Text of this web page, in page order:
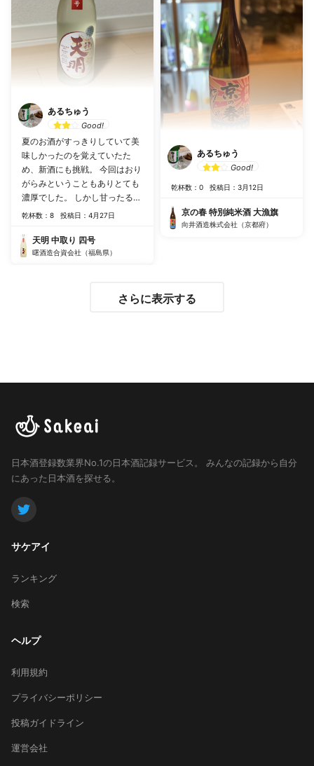
あるちゅう
Good!
夏のお酒がすっきりしていて美
味しかったのを覚えていたた
め、新酒にも挑戦。 今回はおり
がらみということもありとても
濃厚でした。 しかし甘ったるい
こともなく、丁度良いフレッシ
乾杯数：8 投稿日：4月27日
天明 中取り 四号
曙酒造合資会社（福島県）
あるちゅう
Good!
乾杯数：0 投稿日：3月12日
京の春 特別純米酒 大漁旗
向井酒造株式会社（京都府）
さらに表示する
日本酒登録数業界No.1の日本酒記録サービス。
みんなの記録から自分
にあった日本酒を探せる。
サケアイ
ランキング
検索
ヘルプ
利用規約
プライバシーポリシー
投稿ガイドライン
運営会社